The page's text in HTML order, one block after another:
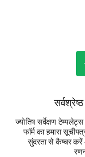
In this part, let's
sign if you
Sun Sign:
ज्योतिष सर्वेक्षण
फॉर्म का हमारा
सुंदरता से कैप्चर करें